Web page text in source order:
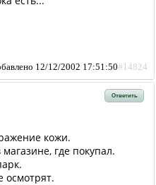
12/12/2002 17:51:50#14824
Ответить
кожи.
где покупал.
осмотрят.